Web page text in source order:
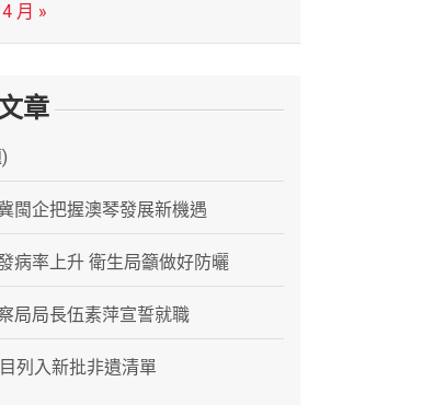
4 月 »
章
閩企把握澳琴發展新機遇
病率上升 衛生局籲做好防曬
局局長伍素萍宣誓就職
列入新批非遺清單